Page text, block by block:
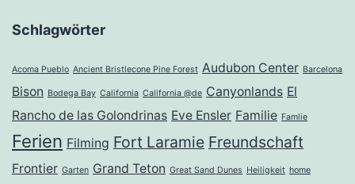
Schlagwörter
Acoma Pueblo Ancient Bristlecone Pine Forest Audubon Center Barcelona
Bison Bodega Bay California California @de Canyonlands El
Rancho de las Golondrinas Eve Ensler Familie Famlie
Ferien Filming Fort Laramie Freundschaft
Frontier Garten Grand Teton Great Sand Dunes Heiligkeit home